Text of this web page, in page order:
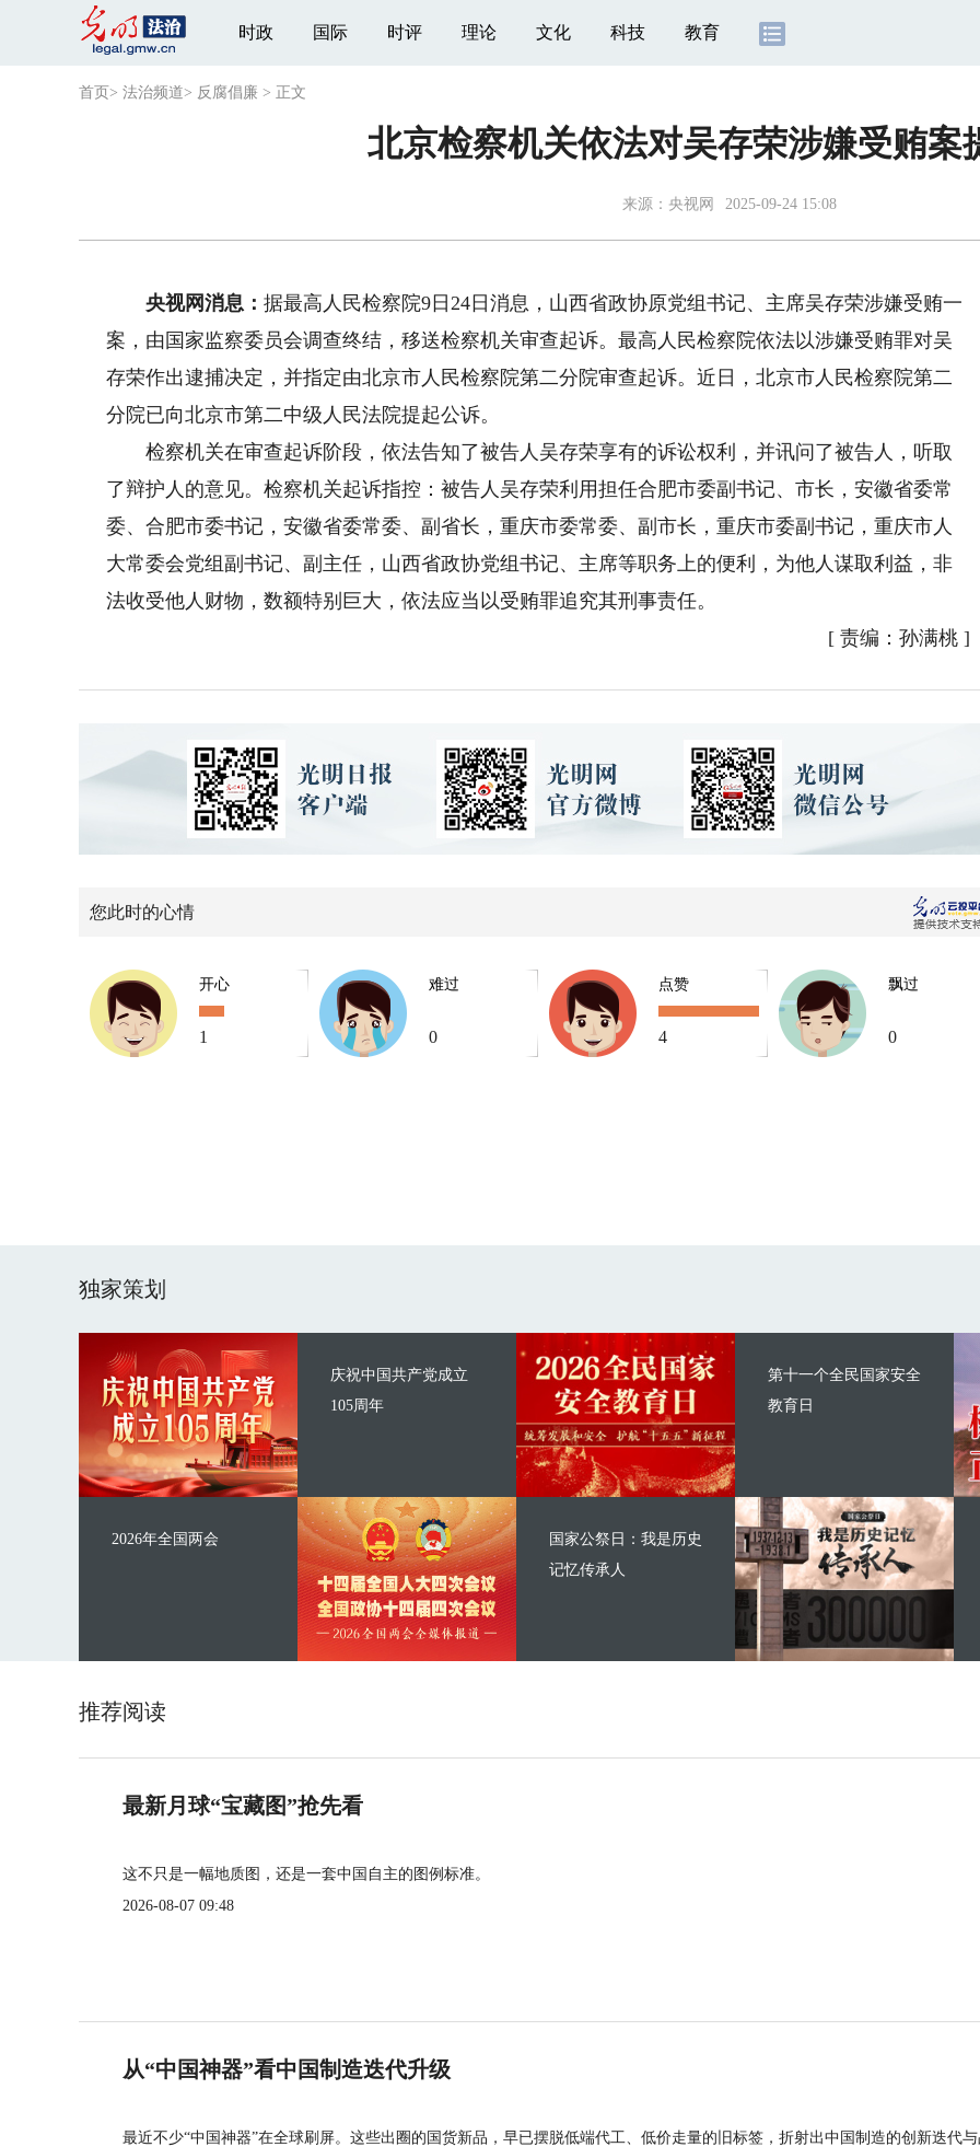
时政 国际 时评 理论 文化 科技 教育
首页 > 法治频道> 反腐倡廉 > 正文
北京检察机关依法对吴存荣涉嫌受贿案
来源： 央视网 2025-09-24 15:08
央视网消息：据最高人民检察院9日24日消息，山西省政协原党组书记、主席吴存荣涉嫌受贿一
案，由国家监察委员会调查终结，移送检察机关审查起诉。最高人民检察院依法以涉嫌受贿罪对吴
存荣作出逮捕决定，并指定由北京市人民检察院第二分院审查起诉。近日，北京市人民检察院第二
分院已向北京市第二中级人民法院提起公诉。
检察机关在审查起诉阶段，依法告知了被告人吴存荣享有的诉讼权利，并讯问了被告人，听取
了辩护人的意见。检察机关起诉指控：被告人吴存荣利用担任合肥市委副书记、市长，安徽省委常
委、合肥市委书记，安徽省委常委、副省长，重庆市委常委、副市长，重庆市委副书记，重庆市人
大常委会党组副书记、副主任，山西省政协党组书记、主席等职务上的便利，为他人谋取利益，非
法收受他人财物，数额特别巨大，依法应当以受贿罪追究其刑事责任。
[ 责编：孙满桃 ]
您此时的心情
开心
1
难过
0
点赞
4
飘过
0
独家策划
庆祝中国共产党成立
105周年
2026年全国两会
第十一个全民国家安全
教育日
国家公祭日：我是历史
记忆传承人
推荐阅读
最新月球“宝藏图”抢先看
这不只是一幅地质图，还是一套中国自主的图例标准。
2026-08-07 09:48
从“中国神器”看中国制造迭代升级
最近不少“中国神器”在全球刷屏。这些出圈的国货新品，早已摆脱低端代工、低价走量的旧标签，折射出中国制造的创新迭代